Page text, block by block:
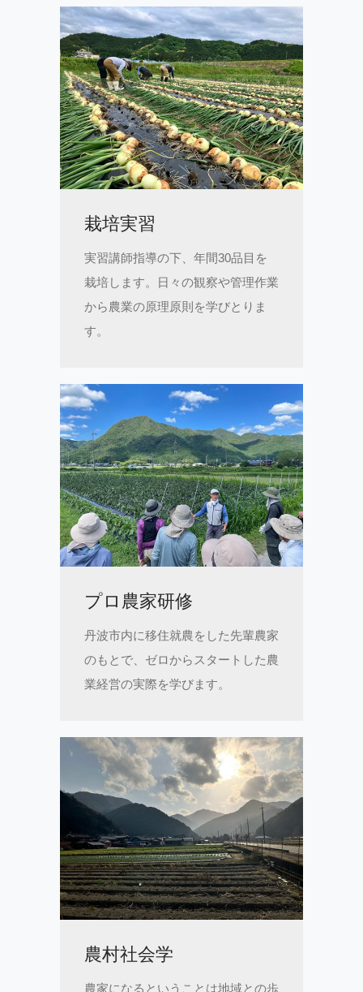
栽培実習
実習講師指導の下、年間30品目を
栽培します。日々の観察や管理作業
から農業の原理原則を学びとりま
す。
プロ農家研修
丹波市内に移住就農をした先輩農家
のもとで、ゼロからスタートした農
業経営の実際を学びます。
農村社会学
農家になるということは地域との歩